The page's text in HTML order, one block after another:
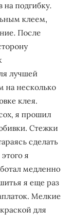
подгибку.
клеем,
После
лучшей
на несколько
клея.
я прошил
Стежки
сделать
я
медленно
я еще раз
Мелкие
для